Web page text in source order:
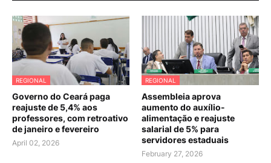
REGIONAL
Governo do Ceará paga
reajuste de 5,4% aos
professores, com retroativo
de janeiro e fevereiro
April 02, 2026
REGIONAL
Assembleia aprova
aumento do auxílio-
alimentação e reajuste
salarial de 5% para
servidores estaduais
February 27, 2026